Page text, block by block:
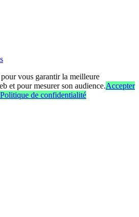
vous garantir la meilleure
et pour mesurer son audience.Accepter
Politique de confidentialité